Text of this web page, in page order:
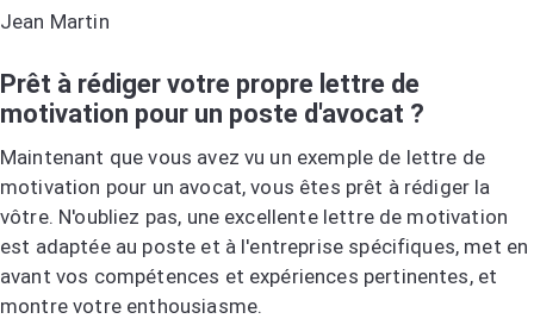
Jean Martin
Prêt à rédiger votre propre lettre de
motivation pour un poste d'avocat ?
Maintenant que vous avez vu un exemple de lettre de
motivation pour un avocat, vous êtes prêt à rédiger la
vôtre. N'oubliez pas, une excellente lettre de motivation
est adaptée au poste et à l'entreprise spécifiques, met en
avant vos compétences et expériences pertinentes, et
montre votre enthousiasme.